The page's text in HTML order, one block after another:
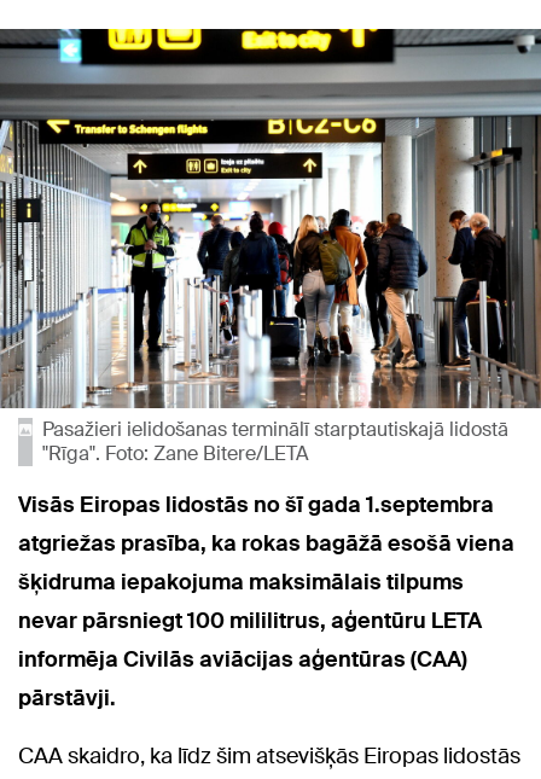
Pasažieri ielidošanas terminālī starptautiskajā lidostā
"Rīga". Foto: Zane Bitere/LETA
Visās Eiropas lidostās no šī gada 1.septembra
atgriežas prasība, ka rokas bagāžā esošā viena
šķidruma iepakojuma maksimālais tilpums
nevar pārsniegt 100 mililitrus, aģentūru LETA
informēja Civilās aviācijas aģentūras (CAA)
pārstāvji.
CAA skaidro, ka līdz šim atsevišķās Eiropas lidostās